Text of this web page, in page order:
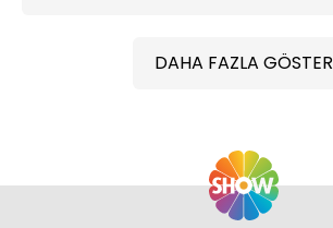
DAHA FAZLA GÖSTER